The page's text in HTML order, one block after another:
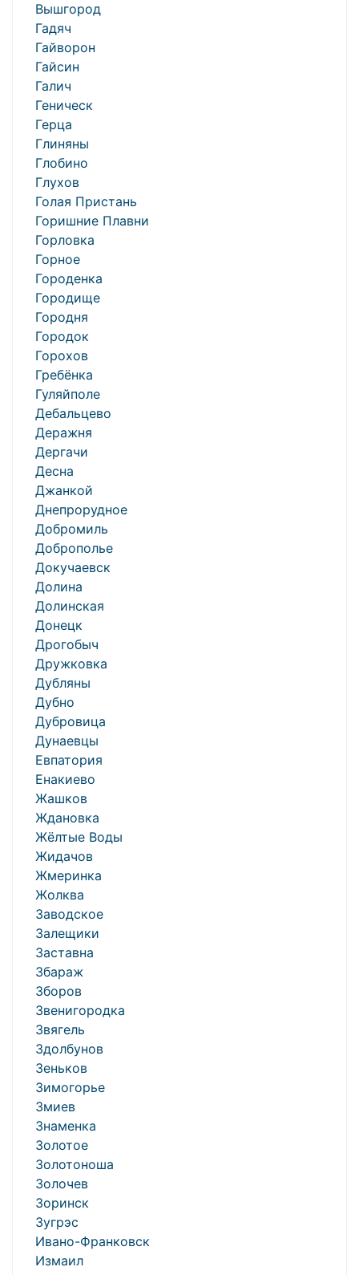
Вышгород
Гадяч
Гайворон
Гайсин
Галич
Геническ
Герца
Глиняны
Глобино
Глухов
Голая Пристань
Горишние Плавни
Горловка
Горное
Городенка
Городище
Городня
Городок
Горохов
Гребёнка
Гуляйполе
Дебальцево
Деражня
Дергачи
Десна
Джанкой
Днепрорудное
Добромиль
Доброполье
Докучаевск
Долина
Долинская
Донецк
Дрогобыч
Дружковка
Дубляны
Дубно
Дубровица
Дунаевцы
Евпатория
Енакиево
Жашков
Ждановка
Жёлтые Воды
Жидачов
Жмеринка
Жолква
Заводское
Залещики
Заставна
Збараж
Зборов
Звенигородка
Звягель
Здолбунов
Зеньков
Зимогорье
Змиев
Знаменка
Золотое
Золотоноша
Золочев
Зоринск
Зугрэс
Ивано-Франковск
Измаил